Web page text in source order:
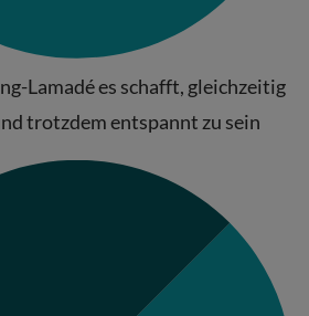
Lamadé es schafft, gleichzeitig
trotzdem entspannt zu sein